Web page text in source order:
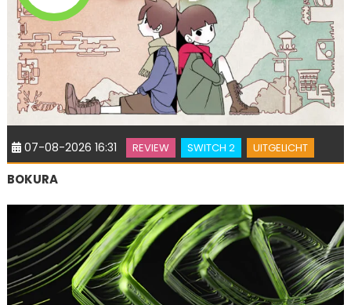
07-08-2026 16:31 REVIEW SWITCH 2 UITGELICHT
BOKURA